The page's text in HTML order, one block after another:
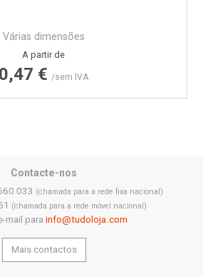
Várias dimensões
Preço
A partir de
0,47 € /sem IVA
Contacte-nos
033 (chamada para a rede fixa nacional)
(chamada para a rede móvel nacional)
mail para info@tudoloja.com
Mais contactos